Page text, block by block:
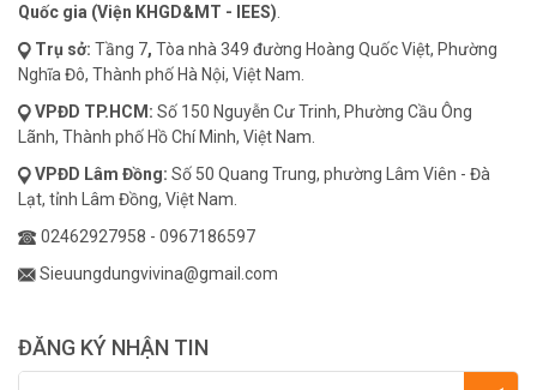
Quốc gia (Viện KHGD&MT - IEES)
Trụ sở: Tầng 7, Tòa nhà 349 đường Hoàng Quốc Việt, Phường
Nghĩa Đô, Thành phố Hà Nội, Việt Nam.
VPĐD TP.HCM: Số 150 Nguyễn Cư Trinh, Phường Cầu Ông
Lãnh, Thành phố Hồ Chí Minh, Việt Nam.
VPĐD Lâm Đồng: Số 50 Quang Trung, phường Lâm Viên - Đà
Lạt, tỉnh Lâm Đồng, Việt Nam.
02462927958 - 0967186597
Sieuungdungvivina@gmail.com
ĐĂNG KÝ NHẬN TIN